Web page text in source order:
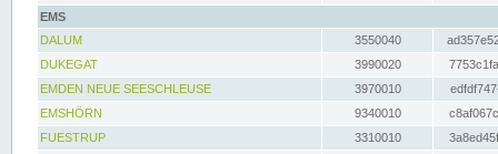
EMS
DALUM
3550040
DUKEGAT
3990020
EMDEN NEUE SEESCHLEUSE
3970010
EMSHÖRN
9340010
FUESTRUP
3310010